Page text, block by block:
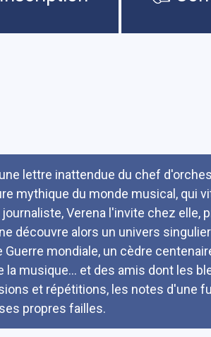
lettre inattendue du chef
mythique du monde musical, qui
Verena l'invite chez elle,
découvre alors un univers
mondiale, un cèdre
musique... et des amis dont les
et répétitions, les notes d'une
propres failles.